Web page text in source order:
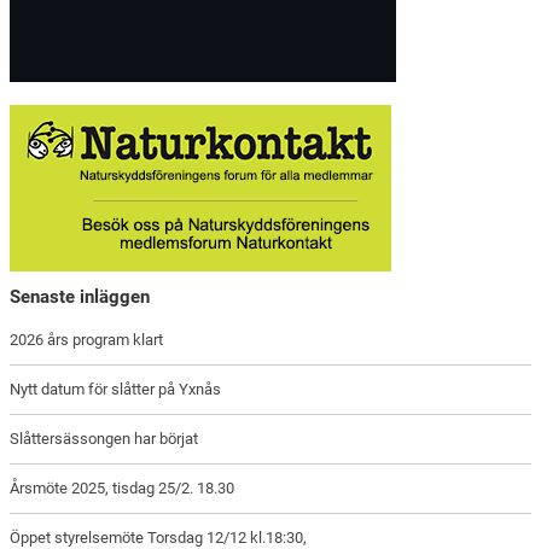
Senaste inläggen
2026 års program klart
Nytt datum för slåtter på Yxnås
Slåttersässongen har börjat
Årsmöte 2025, tisdag 25/2. 18.30
Öppet styrelsemöte Torsdag 12/12 kl.18:30,